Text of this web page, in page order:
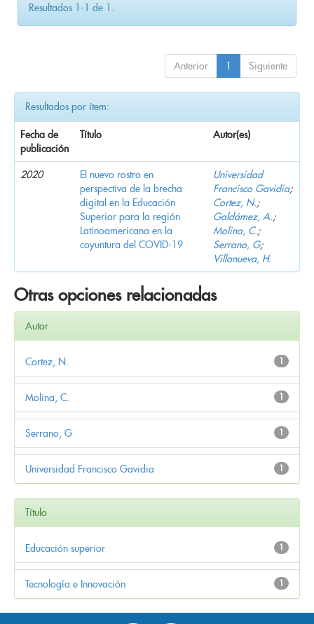
Resultados 1-1 de 1.
Anterior 1 Siguiente
Resultados por ítem:
Fecha de
publicación
Título Autor(es)
2020
El nuevo rostro en
perspectiva de la brecha
digital en la Educación
Superior para la región
Latinoamericana en la
coyuntura del COVID-19
Universidad
Francisco Gavidia;
Cortez, N.;
Galdámez, A.;
Molina, C.;
Serrano, G;
Villanueva, H.
Otras opciones relacionadas
Autor
1
Cortez, N.
1
Molina, C.
1
Serrano, G
1
Universidad Francisco Gavidia
Título
1
Educación superior
1
Tecnología e Innovación